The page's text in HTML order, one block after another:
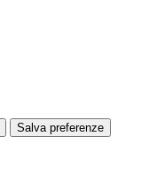
Salva preferenze